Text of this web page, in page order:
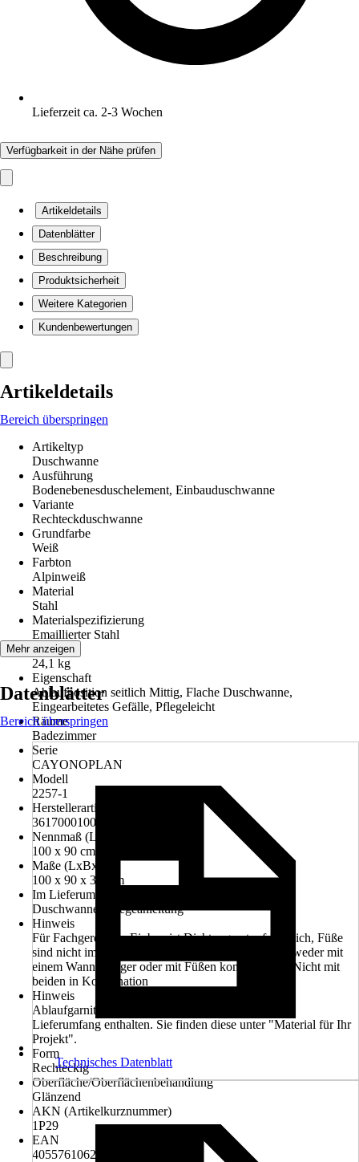
Lieferzeit ca. 2-3 Wochen
Verfügbarkeit in der Nähe prüfen
Artikeldetails
Datenblätter
Beschreibung
Produktsicherheit
Weitere Kategorien
Kundenbewertungen
Artikeldetails
Bereich überspringen
Artikeltyp
Duschwanne
Ausführung
Bodenebenesduschelement, Einbauduschwanne
Variante
Rechteckduschwanne
Grundfarbe
Weiß
Farbton
Alpinweiß
Material
Stahl
Materialspezifizierung
Emaillierter Stahl
Gewicht
24,1 kg
Eigenschaft
Ablaufposition seitlich Mittig, Flache Duschwanne,
Eingearbeitetes Gefälle, Pflegeleicht
Räume
Badezimmer
Serie
CAYONOPLAN
Modell
2257-1
Herstellerartikelnummer
361700010001
Nennmaß (LxB)
100 x 90 cm
Maße (LxBxH)
100 x 90 x 3.2 cm
Im Lieferumfang enthalten
Duschwanne, Pflegeanleitung
Hinweis
Für Fachgerechten Einbau ist Dichtungsset erforderlich, Füße
sind nicht im Lieferumfang enthalten, Wanne ist entweder mit
einem Wannenträger oder mit Füßen kombinierbar. Nicht mit
beiden in Kombination
Hinweis
Ablaufgarnitur und Ablaufabdeckung sind nicht im
Lieferumfang enthalten. Sie finden diese unter "Material für Ihr
Projekt".
Form
Rechteckig
Oberfläche/Oberflächenbehandlung
Glänzend
AKN (Artikelkurznummer)
1P29
EAN
4055761062657
Mehr anzeigen
Datenblätter
Bereich überspringen
Technisches Datenblatt